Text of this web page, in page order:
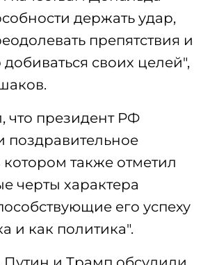
держать удар,
препятствия и
своих целей",
что президент РФ
поздравительное
котором также отметил
черты характера
его успеху
и как политика".